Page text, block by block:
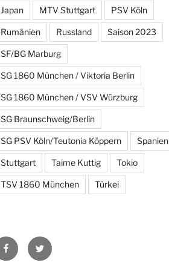
Japan MTV Stuttgart PSV Köln
Rumänien Russland Saison 2023
SF/BG Marburg
SG 1860 München / Viktoria Berlin
SG 1860 München / VSV Würzburg
SG Braunschweig/Berlin
SG PSV Köln/Teutonia Köppern Spanien
Stuttgart Taime Kuttig Tokio
TSV 1860 München Türkei
FacebookTwitter